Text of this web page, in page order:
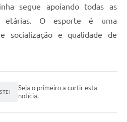
segue apoiando todas as
etárias. O esporte é uma
socialização e qualidade de
Seja o primeiro a curtir esta
notícia.